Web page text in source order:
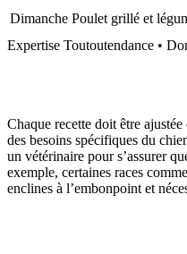
Dimanche Poulet grillé et
Expertise Toutoutendance •
Chaque recette doit être
des besoins spécifiques du
un vétérinaire pour s’assurer
exemple, certaines races
enclines à l’embonpoint et